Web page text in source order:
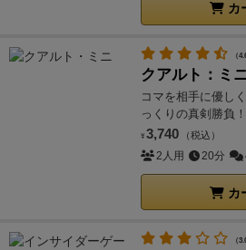
カ
（
クアルト：ミ
コマを相手に優し
っくりの真剣勝負！
¥ 3,740 （税込）
2人用 20分
カ
（